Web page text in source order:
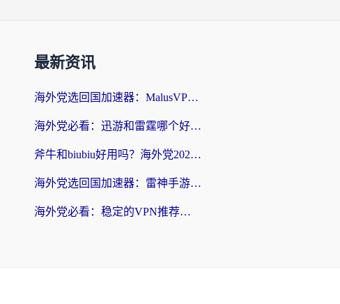
最新资讯
海外党选回国加速器：MalusVPN好用吗？和快帆VPN哪个好？附真实对比与避坑指南
海外党必看：迅游和雷霆哪个好？3分钟教你选对回国加速器，无缝刷国内剧玩手游
斧牛和biubiu好用吗？海外党2026亲测回国加速器指南，附番茄加速器深度体验
海外党选回国加速器：雷神手游和洞见哪个好？附iPhone免费VPN推荐及ChickCNUfunR实测
海外党必看：稳定的VPN推荐及回国加速器选择全攻略——告别地域限制，轻松刷国内资源